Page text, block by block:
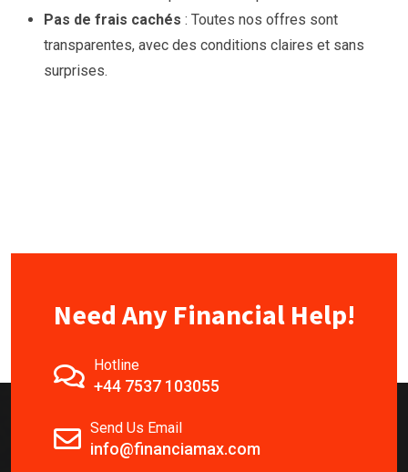
Pas de frais cachés : Toutes nos offres sont
transparentes, avec des conditions claires et sans
surprises.
Need Any Financial Help!
Hotline
+44 7537 103055
Send Us Email
info@financiamax.com